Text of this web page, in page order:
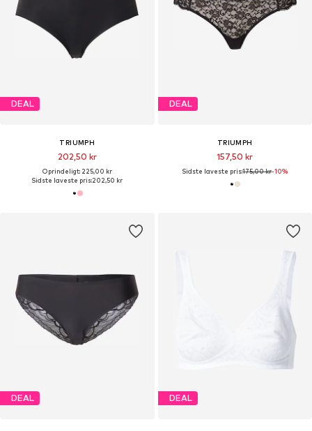
DEAL
TRIUMPH
202,50 kr
Oprindeligt: 225,00 kr
Sidste laveste pris:202,50 kr
DEAL
TRIUMPH
157,50 kr
Sidste laveste pris:175,00 kr-10%
DEAL DEAL